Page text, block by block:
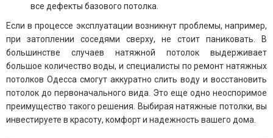
все дефекты базового потолка.
Если в процессе эксплуатации возникнут проблемы, например,
при затоплении соседями сверху, не стоит паниковать. В
большинстве случаев натяжной потолок выдерживает
большое количество воды, и специалисты по ремонт натяжных
потолков Одесса смогут аккуратно слить воду и восстановить
потолок до первоначального вида. Это еще одно неоспоримое
преимущество такого решения. Выбирая натяжные потолки, вы
инвестируете в красоту, комфорт и надежность вашего дома.